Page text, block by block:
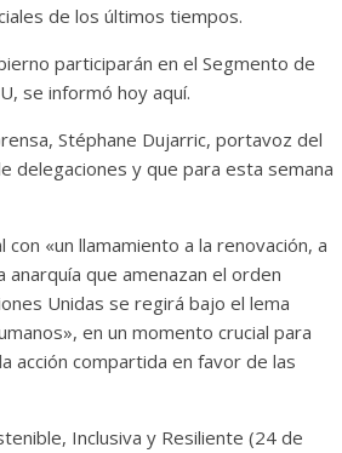
de los últimos tiempos.
participarán en el Segmento de
se informó hoy aquí.
Stéphane Dujarric, portavoz del
y que para esta semana
«un llamamiento a la renovación, a
anarquía que amenazan el orden
Unidas se regirá bajo el lema
en un momento crucial para
acción compartida en favor de las
Inclusiva y Resiliente (24 de